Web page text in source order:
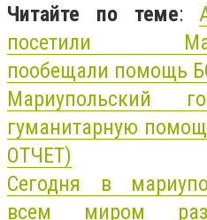
Читайте по теме:
посетили
пообещали помощь
Мариупольский
гуманитарную
ОТЧЕТ)
Сегодня в
всем миром